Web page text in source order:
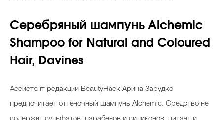
Бьютихакер / Мама-хакер
Выбор визажистов
Выбор косметолога
Полиция красоты
Серебряный шампунь Alchemic
Shampoo for Natural and Coloured
Hair, Davines
Ассистент редакции BeautyHack Арина Зарудко
предпочитает оттеночный шампунь Alchemic. Средство не
содержит сульфатов, парабенов и силиконов, питает и